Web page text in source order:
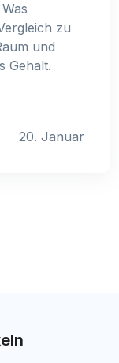
zu
und
Gehalt.
20. Januar